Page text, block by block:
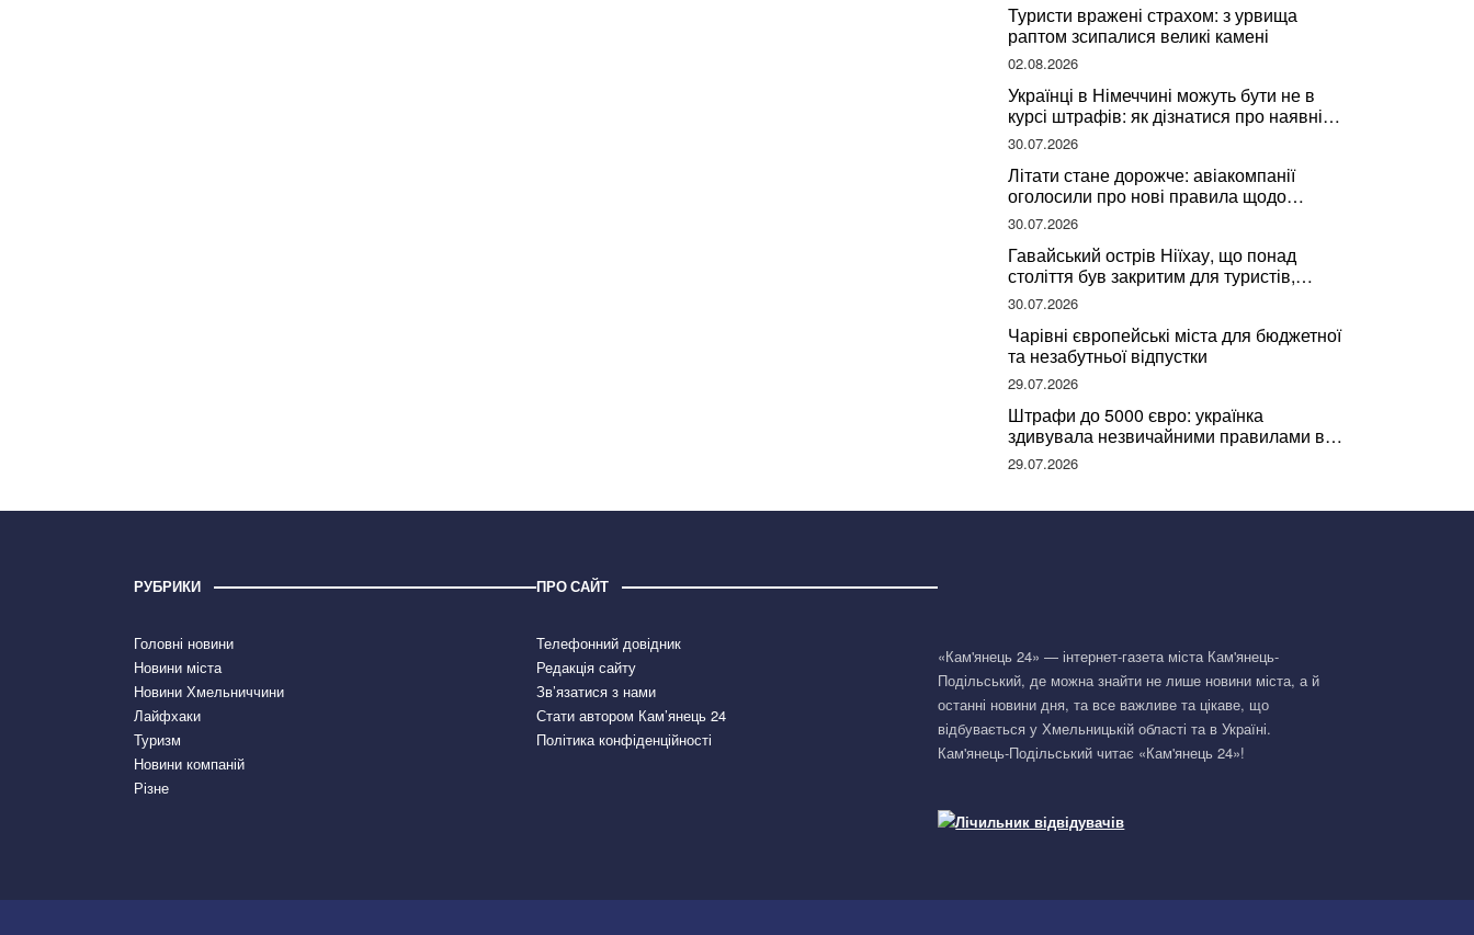
Туристи вражені страхом: з урвища
раптом зсипалися великі камені
02.08.2026
Українці в Німеччині можуть бути не в
курсі штрафів: як дізнатися про наявні
борги
30.07.2026
Літати стане дорожче: авіакомпанії
оголосили про нові правила щодо
вибору місць
30.07.2026
Гавайський острів Ніїхау, що понад
століття був закритим для туристів,
починає приймати перших відвідувачів
30.07.2026
Чарівні європейські міста для бюджетної
та незабутньої відпустки
29.07.2026
Штрафи до 5000 євро: українка
здивувала незвичайними правилами в
Німеччині та поділилася правдою
29.07.2026
РУБРИКИ
Головні новини
Новини міста
Новини Хмельниччини
Лайфхаки
Туризм
Новини компаній
Різне
ПРО САЙТ
Телефонний довідник
Редакція сайту
Зв’язатися з нами
Стати автором Кам’янець 24
Політика конфіденційності
«Кам'янець 24» — інтернет-газета міста Кам'янець-
Подільський, де можна знайти не лише новини міста, а й
останні новини дня, та все важливе та цікаве, що
відбувається у Хмельницькій області та в Україні.
Кам'янець-Подільський читає «Кам'янець 24»!